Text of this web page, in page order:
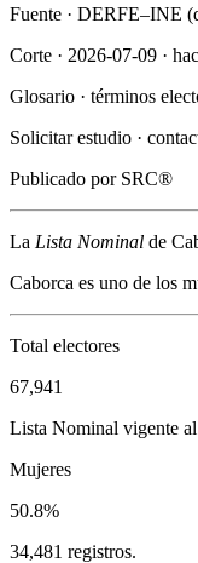
Fuente · DERFE–INE
Corte · 2026-07-09 ·
Glosario · términos
Solicitar estudio ·
Publicado por SRC®
La Lista Nominal de
Caborca es uno de los
Total electores
67,941
Lista Nominal vigente
Mujeres
50.8%
34,481 registros.